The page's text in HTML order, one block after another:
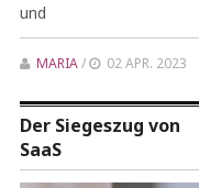
und
MARIA/ 02 APR. 2023
Der Siegeszug von
SaaS